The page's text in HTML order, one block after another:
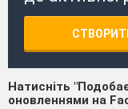
Натисніть
оновленнями на